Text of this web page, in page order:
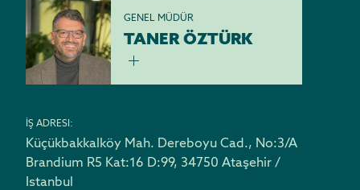
GENEL MÜDÜR
TANER ÖZTÜRK
İŞ ADRESI:
Küçükbakkalköy Mah. Dereboyu Cad., No:3/A
Brandium R5 Kat:16 D:99, 34750 Ataşehir /
Istanbul